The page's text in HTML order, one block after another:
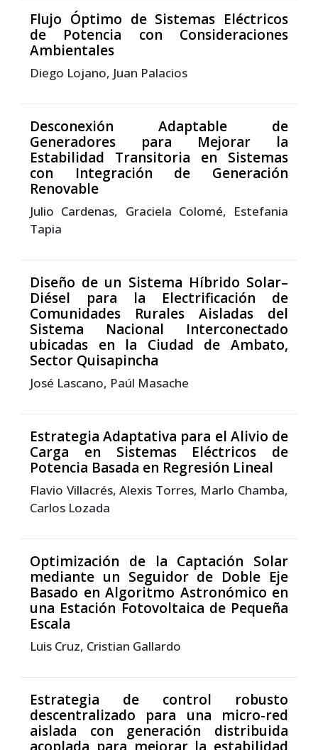
Flujo Óptimo de Sistemas Eléctricos
de Potencia con Consideraciones
Ambientales
Diego Lojano, Juan Palacios
Desconexión Adaptable de
Generadores para Mejorar la
Estabilidad Transitoria en Sistemas
con Integración de Generación
Renovable
Julio Cardenas, Graciela Colomé, Estefania
Tapia
Diseño de un Sistema Híbrido Solar–
Diésel para la Electrificación de
Comunidades Rurales Aisladas del
Sistema Nacional Interconectado
ubicadas en la Ciudad de Ambato,
Sector Quisapincha
José Lascano, Paúl Masache
Estrategia Adaptativa para el Alivio de
Carga en Sistemas Eléctricos de
Potencia Basada en Regresión Lineal
Flavio Villacrés, Alexis Torres, Marlo Chamba,
Carlos Lozada
Optimización de la Captación Solar
mediante un Seguidor de Doble Eje
Basado en Algoritmo Astronómico en
una Estación Fotovoltaica de Pequeña
Escala
Luis Cruz, Cristian Gallardo
Estrategia de control robusto
descentralizado para una micro-red
aislada con generación distribuida